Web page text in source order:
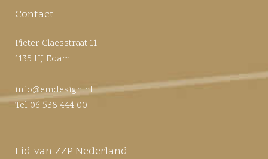
Contact
Pieter Claesstraat 11
1135 HJ Edam
info@emdesign.nl
Tel 06 538 444 00
Lid van ZZP Nederland